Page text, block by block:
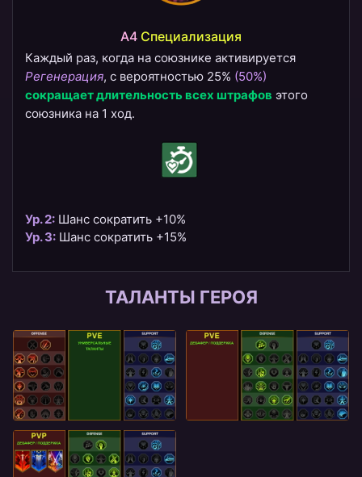
A4 Специализация
Каждый раз, когда на союзнике активируется
Регенерация, с вероятностью 25% (50%)
сокращает длительность всех штрафов этого
союзника на 1 ход.
Ур. 2: Шанс сократить +10%
Ур. 3: Шанс сократить +15%
ТАЛАНТЫ ГЕРОЯ